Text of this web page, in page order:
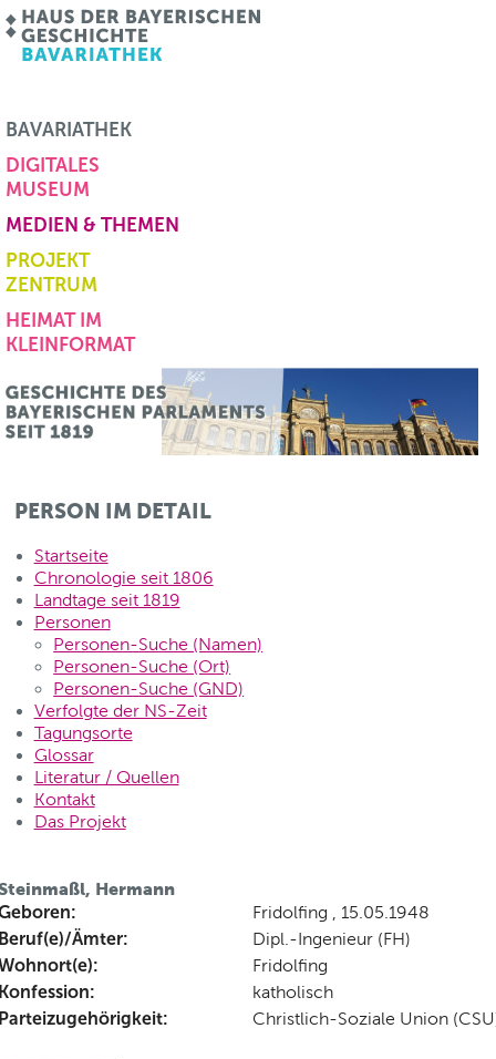
BAVARIATHEK
DIGITALES
MUSEUM
MEDIEN & THEMEN
PROJEKT
ZENTRUM
HEIMAT IM
KLEINFORMAT
PERSON IM DETAIL
Startseite
Chronologie seit 1806
Landtage seit 1819
Personen
Personen-Suche (Namen)
Personen-Suche (Ort)
Personen-Suche (GND)
Verfolgte der NS-Zeit
Tagungsorte
Glossar
Literatur / Quellen
Kontakt
Das Projekt
Hermann
Fridolfing , 15.05.1948
Ämter: Dipl.-Ingenieur (FH)
Fridolfing
katholisch
Christlich-Soziale Union